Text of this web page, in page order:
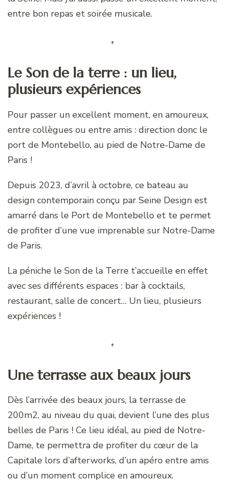
entre bon repas et soirée musicale.
Le Son de la terre : un lieu,
plusieurs expériences
Pour passer un excellent moment, en amoureux,
entre collègues ou entre amis : direction donc le
port de Montebello, au pied de Notre-Dame de
Paris !
Depuis 2023, d’avril à octobre, ce bateau au
design contemporain conçu par Seine Design est
amarré dans le Port de Montebello et te permet
de profiter d’une vue imprenable sur Notre-Dame
de Paris.
La péniche le Son de la Terre t’accueille en effet
avec ses différents espaces : bar à cocktails,
restaurant, salle de concert… Un lieu, plusieurs
expériences !
Une terrasse aux beaux jours
Dès l’arrivée des beaux jours, la terrasse de
200m2, au niveau du quai, devient l’une des plus
belles de Paris ! Ce lieu idéal, au pied de Notre-
Dame, te permettra de profiter du cœur de la
Capitale lors d’afterworks, d’un apéro entre amis
ou d’un moment complice en amoureux.